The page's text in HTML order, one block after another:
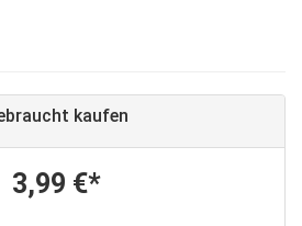
kaufen
3,99 €*